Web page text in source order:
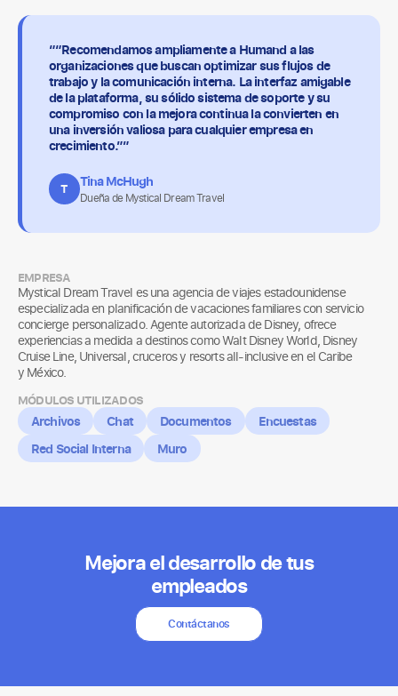
““Recomendamos ampliamente a Humand a las
organizaciones que buscan optimizar sus flujos de
trabajo y la comunicación interna. La interfaz amigable
de la plataforma, su sólido sistema de soporte y su
compromiso con la mejora continua la convierten en
una inversión valiosa para cualquier empresa en
crecimiento.””
T Tina McHugh
Dueña de Mystical Dream Travel
EMPRESA
Mystical Dream Travel es una agencia de viajes estadounidense
especializada en planificación de vacaciones familiares con servicio
concierge personalizado. Agente autorizada de Disney, ofrece
experiencias a medida a destinos como Walt Disney World, Disney
Cruise Line, Universal, cruceros y resorts all-inclusive en el Caribe
y México.
MÓDULOS UTILIZADOS
Archivos Chat Documentos
Encuestas
Red Social Interna
Muro
Mejora el desarrollo de tus
empleados
Contáctanos